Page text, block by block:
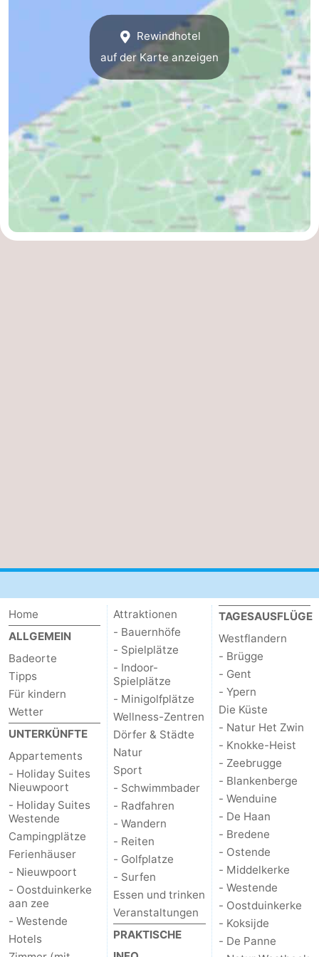
De
Panne
Natur
Wetter
Rewindhotel
auf der Karte anzeigen
Home
ALLGEMEIN
Badeorte
Tipps
Für kindern
Wetter
UNTERKÜNFTE
Appartements
- Holiday Suites
Nieuwpoort
- Holiday Suites
Westende
Campingplätze
Ferienhäuser
- Nieuwpoort
- Oostduinkerke
aan zee
- Westende
Hotels
Attraktionen
- Bauernhöfe
- Spielplätze
- Indoor-
Spielplätze
- Minigolfplätze
Wellness-Zentren
Dörfer & Städte
Natur
Sport
- Schwimmbader
- Radfahren
- Wandern
- Reiten
- Golfplatze
- Surfen
Essen und trinken
Veranstaltungen
PRAKTISCHE
TAGESAUSFLÜGE
Westflandern
- Brügge
- Gent
- Ypern
Die Küste
- Natur Het Zwin
- Knokke-Heist
- Zeebrugge
- Blankenberge
- Wenduine
- De Haan
- Bredene
- Ostende
- Middelkerke
- Westende
- Oostduinkerke
- Koksijde
- De Panne